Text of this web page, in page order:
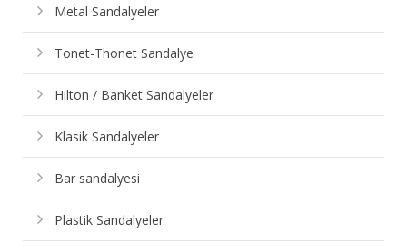
Metal Sandalyeler
Tonet-Thonet Sandalye
Hilton / Banket Sandalyeler
Klasik Sandalyeler
Bar sandalyesi
Plastik Sandalyeler